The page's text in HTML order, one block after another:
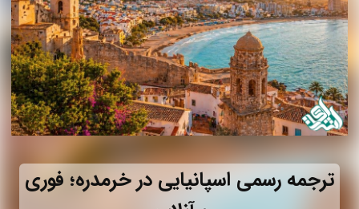
ترجمه رسمی اسپانیایی در خرمدره؛ فوری